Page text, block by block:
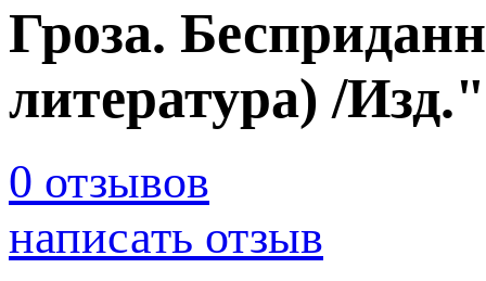
Гроза.
литература) /
0 отзывов
написать отзыв